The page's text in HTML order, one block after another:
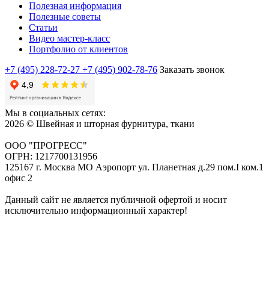
Полезная информация
Полезные советы
Статьи
Видео мастер-класс
Портфолио от клиентов
+7 (495) 228-72-27 +7 (495) 902-78-76 Заказать звонок
Мы в социальных сетях:
2026 © Швейная и шторная фурнитура, ткани
ООО "ПРОГРЕСС"
ОГРН: 1217700131956
125167 г. Москва МО Аэропорт ул. Планетная д.29 пом.I ком.1
офис 2
Данный сайт не является публичной офертой и носит
исключительно информационный характер!